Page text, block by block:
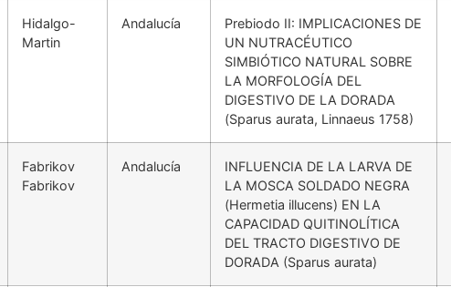
Hidalgo-
Martin
Andalucía
Prebiodo II: IMPLICACIONES DE
UN NUTRACÉUTICO
SIMBIÓTICO NATURAL SOBRE
LA MORFOLOGÍA DEL
DIGESTIVO DE LA DORADA
(Sparus aurata, Linnaeus 1758)
Fabrikov
Fabrikov
Andalucía
INFLUENCIA DE LA LARVA DE
LA MOSCA SOLDADO NEGRA
(Hermetia illucens) EN LA
CAPACIDAD QUITINOLÍTICA
DEL TRACTO DIGESTIVO DE
DORADA (Sparus aurata)